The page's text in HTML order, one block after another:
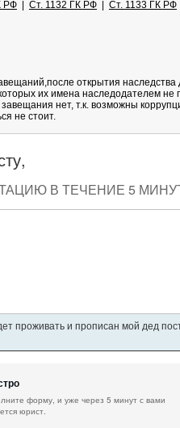
РФ Ст. 1132 ГК РФ Ст. 1133 ГК РФ
открытия
их имена наследодателем
нет, т.к. возможны
не стоит.
В ТЕЧЕНИЕ 5
проживать и прописан мой дед
форму, и уже через 5 минут с вами
юрист.